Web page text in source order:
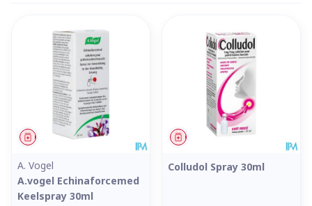
Geneesmiddel
A. Vogel
A.vogel Echinaforcemed
Keelspray 30ml
Geneesmiddel
Colludol Spray 30ml